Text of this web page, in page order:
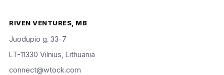
RIVEN VENTURES, MB
Juodupio g. 33-7
LT-11330 Vilnius, Lithuania
connect@wtock.com